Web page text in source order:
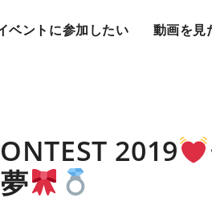
ベントに参加したい 動画を見
2019